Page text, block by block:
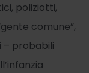
poliziotti,
comune”,
– probabili